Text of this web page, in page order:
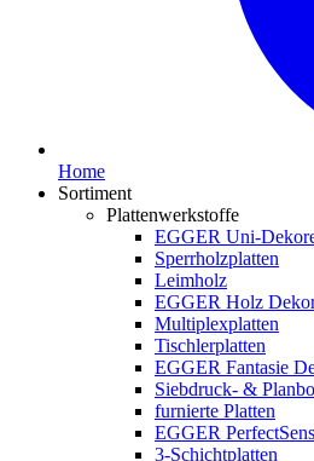
Home
Sortiment
Plattenwerkstoffe
EGGER Uni-
Sperrholzplatten
Leimholz
EGGER Holz
Multiplexplatten
Tischlerplatten
EGGER Fantasie
Siebdruck- &
furnierte Platten
EGGER
3-Schichtplatten